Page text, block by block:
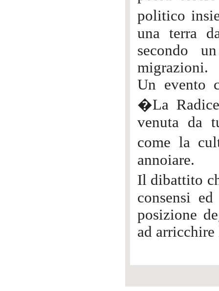
politico
una terra
secondo
migrazioni.
Un evento
�La
venuta da
come la
annoiare.
Il dibattito
consensi
posizione
ad arricchire